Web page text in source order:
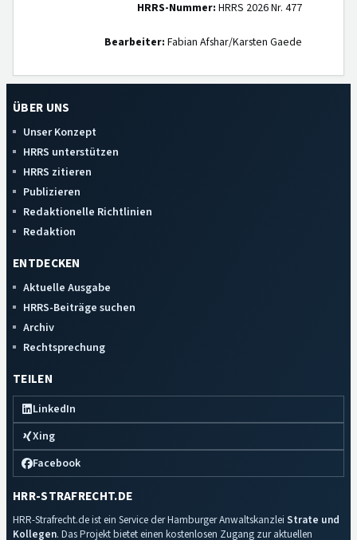
HRRS-Nummer: HRRS 2026 Nr. 477
Bearbeiter: Fabian Afshar/Karsten Gaede
ÜBER UNS
Unser Konzept
HRRS unterstützen
HRRS zitieren
Publizieren
Redaktionelle Richtlinien
Redaktion
ENTDECKEN
Aktuelle Ausgabe
HRRS-Beiträge suchen
Archiv
Rechtsprechung
TEILEN
LinkedIn
Xing
Facebook
HRR-STRAFRECHT.DE
HRR-Strafrecht.de ist ein Service der Hamburger Anwaltskanzlei Strate und
Kollegen. Das Projekt bietet einen kostenlosen Zugang zur aktuellen